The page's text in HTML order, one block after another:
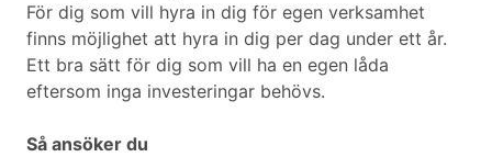
För dig som vill hyra in dig för egen verksamhet
finns möjlighet att hyra in dig per dag under ett år.
Ett bra sätt för dig som vill ha en egen låda
eftersom inga investeringar behövs.
Så ansöker du